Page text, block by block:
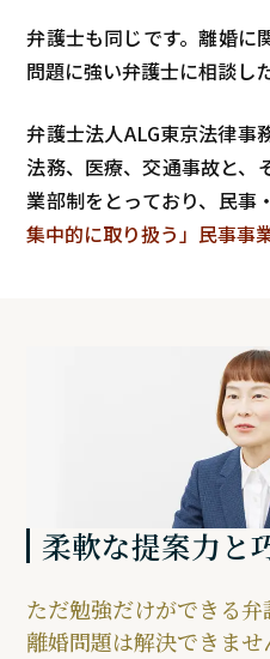
弁護士も同じです。離婚に
問題に強い弁護士に相談し
弁護士法人ALG東京法律事
法務、医療、交通事故と、
業部制をとっており、民事
集中的に取り扱う」民事事
柔軟な提案力と
ただ勉強だけができる弁
離婚問題は解決できませ